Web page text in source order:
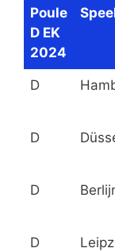
Poule
D EK
2024
D
D
D
D